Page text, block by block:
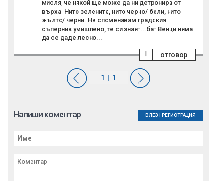
мисля, че някой ще може да ни детронира от
върха. Нито зелените, нито черно/ бели, нито
жълто/ черни. Не споменавам градския
съперник умишлено, те си знаят...бат Венци няма
да се даде лесно...
отговор
!
Напиши коментар ВЛЕЗ РЕГИСТРАЦИЯ